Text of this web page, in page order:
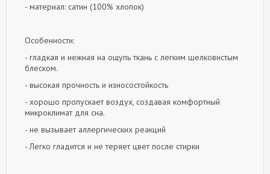
- материал: сатин (100% хлопок)
Особенности:
- гладкая и нежная на ощупь ткань с легким шелковистым
блеском.
- высокая прочность и износостойкость
- хорошо пропускает воздух, создавая комфортный
микроклимат для сна.
- не вызывает аллергических реакций
- Легко гладится и не теряет цвет после стирки